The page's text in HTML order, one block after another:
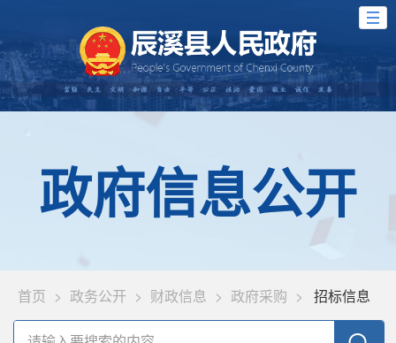
政府信息公开
首页 > 政务公开 > 财政信息 > 政府采购 > 招标信息